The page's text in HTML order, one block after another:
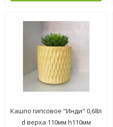
Кашпо гипсовое "Инди" 0,68л
d верха 110мм h110мм